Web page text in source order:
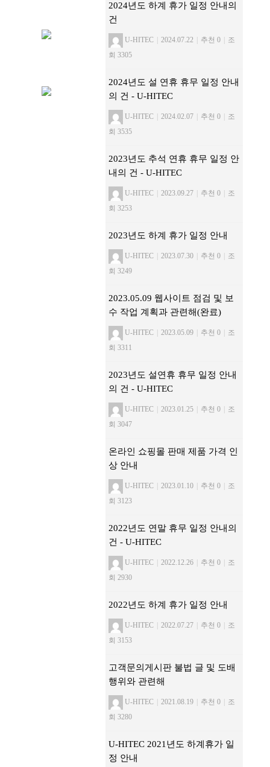
2024년도 하계 휴가 일정 안내의
건
U-HITEC 2024.07.22 추천 0
조
회 3305
2024년도 설 연휴 휴무 일정 안내
의 건 - U-HITEC
U-HITEC 2024.02.07 추천 0
조
회 3535
2023년도 추석 연휴 휴무 일정 안
내의 건 - U-HITEC
U-HITEC 2023.09.27 추천 0
조
회 3253
2023년도 하계 휴가 일정 안내
U-HITEC 2023.07.30 추천 0
조
회 3249
2023.05.09 웹사이트 점검 및 보
수 작업 계획과 관련해(완료)
U-HITEC 2023.05.09 추천 0
조
회 3311
2023년도 설연휴 휴무 일정 안내
의 건 - U-HITEC
U-HITEC 2023.01.25 추천 0
조
회 3047
온라인 쇼핑몰 판매 제품 가격 인
상 안내
U-HITEC 2023.01.10 추천 0
조
회 3123
2022년도 연말 휴무 일정 안내의
건 - U-HITEC
U-HITEC 2022.12.26 추천 0
조
회 2930
2022년도 하계 휴가 일정 안내
U-HITEC 2022.07.27 추천 0
조
회 3153
고객문의게시판 불법 글 및 도배
행위와 관련해
U-HITEC 2021.08.19 추천 0
조
회 3280
U-HITEC 2021년도 하계휴가 일
정 안내